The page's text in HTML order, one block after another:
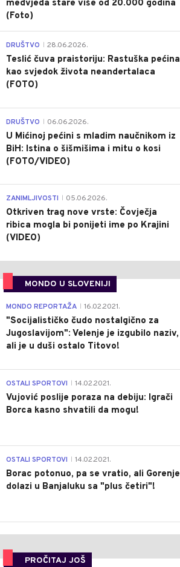
medvjeda stare više od 20.000 godina
(Foto)
DRUŠTVO 28.06.2026.
Teslić čuva praistoriju: Rastuška pećina
kao svjedok života neandertalaca
(FOTO)
DRUŠTVO 06.06.2026.
U Mićinoj pećini s mladim naučnikom iz
BiH: Istina o šišmišima i mitu o kosi
(FOTO/VIDEO)
ZANIMLJIVOSTI 05.06.2026.
Otkriven trag nove vrste: Čovječja
ribica mogla bi ponijeti ime po Krajini
(VIDEO)
MONDO U SLOVENIJI
MONDO REPORTAŽA 16.02.2021.
"Socijalističko čudo nostalgično za
Jugoslavijom": Velenje je izgubilo naziv,
ali je u duši ostalo Titovo!
OSTALI SPORTOVI 14.02.2021.
Vujović poslije poraza na debiju: Igrači
Borca kasno shvatili da mogu!
OSTALI SPORTOVI 14.02.2021.
Borac potonuo, pa se vratio, ali Gorenje
dolazi u Banjaluku sa "plus četiri"!
PROČITAJ JOŠ